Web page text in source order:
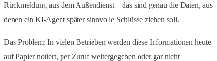
Rückmeldung aus dem Außendienst – das sind genau die Daten, aus
denen ein KI-Agent später sinnvolle Schlüsse ziehen soll.
Das Problem: In vielen Betrieben werden diese Informationen heute
auf Papier notiert, per Zuruf weitergegeben oder gar nicht